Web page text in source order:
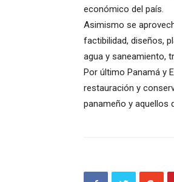
económico del país.
Asimismo se
factibilidad, diseños,
agua y saneamiento,
Por último Panamá y
restauración y
panameño y aquellos